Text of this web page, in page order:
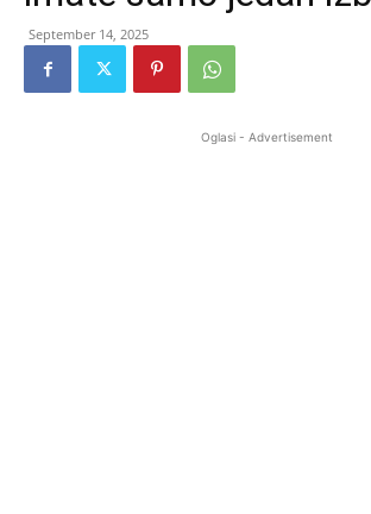
September 14, 2025
Oglasi - Advertisement